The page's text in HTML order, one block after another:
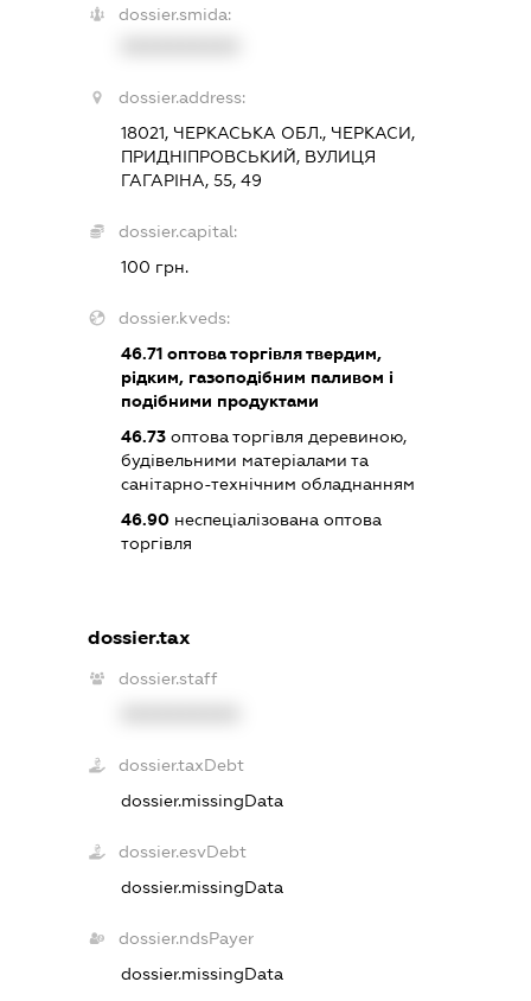
dossier.smida:
dossier.address:
18021, ЧЕРКАСЬКА ОБЛ., ЧЕРКАСИ,
ПРИДНІПРОВСЬКИЙ, ВУЛИЦЯ
ГАГАРІНА, 55, 49
dossier.capital:
100 грн.
dossier.kveds:
46.71оптова торгівля твердим,
рідким, газоподібним паливом і
подібними продуктами
46.73оптова торгівля деревиною,
будівельними матеріалами та
санітарно-технічним обладнанням
46.90неспеціалізована оптова
торгівля
dossier.tax
dossier.staff
dossier.taxDebt
dossier.missingData
dossier.esvDebt
dossier.missingData
dossier.ndsPayer
dossier.missingData